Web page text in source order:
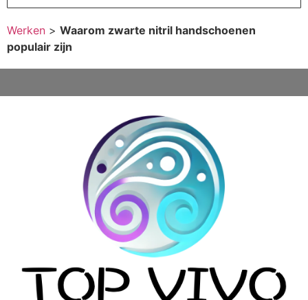
Werken > Waarom zwarte nitril handschoenen
populair zijn